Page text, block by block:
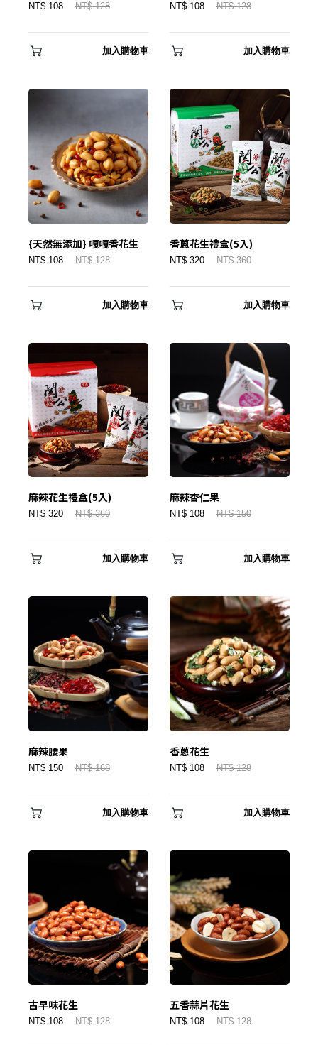
✕
建立專屬帳號
只要再完成幾個步驟，即可完成帳號的註冊程序，
我 要 註 冊
NT$ 108 NT$ 128
加入購物車
NT$ 108 NT$ 128
加入購物車
{天然無添加} 嘎嘎香花生
NT$ 108 NT$ 128
加入購物車
香蔥花生禮盒(5入)
NT$ 320 NT$ 360
加入購物車
麻辣花生禮盒(5入)
NT$ 320 NT$ 360
加入購物車
麻辣杏仁果
NT$ 108 NT$ 150
加入購物車
麻辣腰果
NT$ 150 NT$ 168
加入購物車
香蔥花生
NT$ 108 NT$ 128
加入購物車
古早味花生
NT$ 108 NT$ 128
五香蒜片花生
NT$ 108 NT$ 128